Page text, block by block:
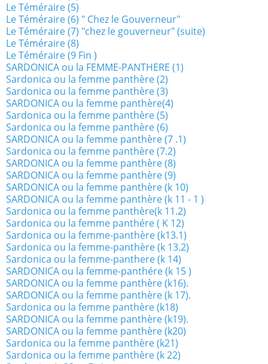
Le Téméraire (5)
Le Téméraire (6) " Chez le Gouverneur"
Le Téméraire (7) "chez le gouverneur" (suite)
Le Téméraire (8)
Le Téméraire (9 Fin )
SARDONICA ou la FEMME-PANTHERE (1)
Sardonica ou la femme panthère (2)
Sardonica ou la femme panthère (3)
SARDONICA ou la femme panthère(4)
Sardonica ou la femme panthère (5)
Sardonica ou la femme panthère (6)
SARDONICA ou la femme panthère (7 .1)
Sardonica ou la femme panthère (7.2)
SARDONICA ou la femme panthère (8)
SARDONICA ou la femme panthère (9)
SARDONICA ou la femme panthère (k 10)
SARDONICA ou la femme panthère (k 11 - 1 )
Sardonica ou la femme panthère(k 11.2)
Sardonica ou la femme panthére ( K 12)
Sardonica ou la femme-panthère (k13.1)
Sardonica ou la femme-panthère (k 13.2)
Sardonica ou la femme-panthere (k 14)
SARDONICA ou la femme-panthére (k 15 )
SARDONICA ou la femme panthère (k16).
SARDONICA ou la femme panthère (k 17).
Sardonica ou la femme panthère (k18)
SARDONICA ou la femme panthère (k19).
SARDONICA ou la femme panthère (k20)
Sardonica ou la femme panthère (k21)
Sardonica ou la femme panthère (k 22)